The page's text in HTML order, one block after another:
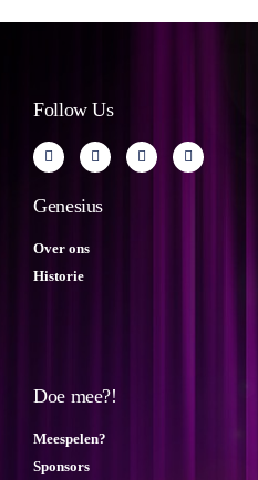
Follow Us
Genesius
Over ons
Historie
Doe mee?!
Meespelen?
Sponsors